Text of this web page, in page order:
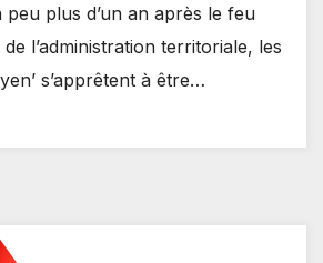
plus d’un an après le feu
l’administration territoriale, les
s’apprêtent à être…